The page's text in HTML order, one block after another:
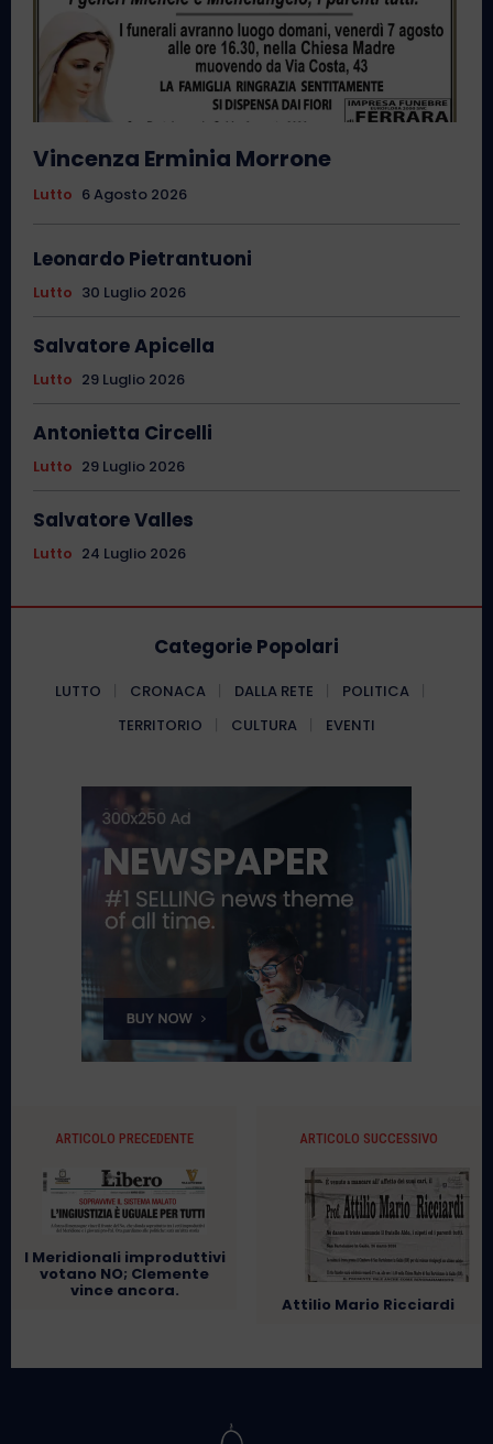
Vincenza Erminia Morrone
Lutto 6 Agosto 2026
Leonardo Pietrantuoni
Lutto 30 Luglio 2026
Salvatore Apicella
Lutto 29 Luglio 2026
Antonietta Circelli
Lutto 29 Luglio 2026
Salvatore Valles
Lutto 24 Luglio 2026
Categorie Popolari
LUTTO CRONACA DALLA RETE
POLITICA
TERRITORIO
CULTURA EVENTI
ARTICOLO PRECEDENTE
I Meridionali improduttivi
votano NO; Clemente
vince ancora.
ARTICOLO SUCCESSIVO
Attilio Mario Ricciardi